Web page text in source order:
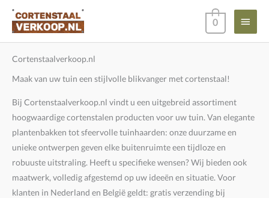
naar
0
Cortenstaalverkoop.nl
Maak van uw tuin een stijlvolle blikvanger met cortenstaal!
Bij Cortenstaalverkoop.nl vindt u een uitgebreid assortiment
hoogwaardige cortenstalen producten voor uw tuin. Van elegante
plantenbakken tot sfeervolle tuinhaarden: onze duurzame en
unieke ontwerpen geven elke buitenruimte een tijdloze en
robuuste uitstraling. Heeft u specifieke wensen? Wij bieden ook
maatwerk, volledig afgestemd op uw ideeën en situatie. Voor
klanten in Nederland en België geldt: gratis verzending bij